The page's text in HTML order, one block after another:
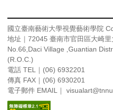
國立臺南藝術大學視覺藝術學院
地址｜72045 臺南市官田區大崎
No.66,Daci Village ,Guantian
(R.O.C.)
電話 TEL｜(06) 6932201
傳真 FAX｜(06) 6930201
電子郵件 EMAIL｜ visualart